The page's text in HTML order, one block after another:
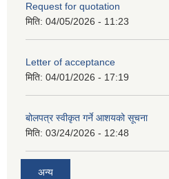
Request for quotation
मिति: 04/05/2026 - 11:23
Letter of acceptance
मिति: 04/01/2026 - 17:19
बोलपत्र स्वीकृत गर्ने आशयको सूचना
मिति: 03/24/2026 - 12:48
अन्य